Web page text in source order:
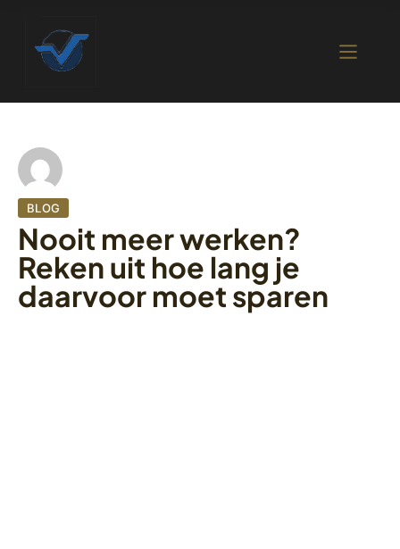
BLOG
Nooit meer werken?
Reken uit hoe lang je
daarvoor moet sparen